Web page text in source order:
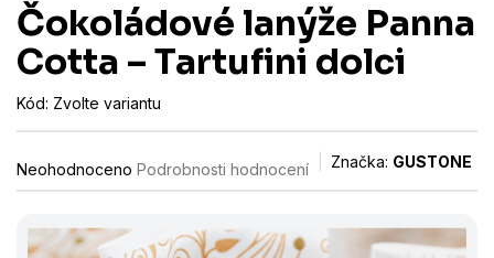
Čokoládové lanýže Panna
Cotta – Tartufini dolci
Kód: Zvolte variantu
Průměrné
hodnocení
0,0
Neohodnoceno Podrobnosti hodnocení Značka: GUSTONE